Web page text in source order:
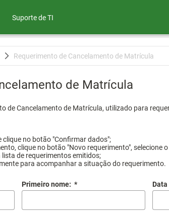
Suporte de TI
Requerimento de Cancelamento de Matrícula
de Matrícula
de Cancelamento de Matrícula, utilizado para
clique no botão "Confirmar dados";
clique no botão "Novo requerimento", selecione
de requerimentos emitidos;
para acompanhar a situação do requerimento.
Primeiro nome: *